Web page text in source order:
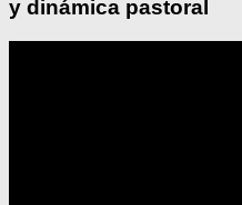
y dinámica pastoral